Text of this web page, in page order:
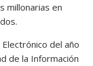
millonarias en
del año
de la Información